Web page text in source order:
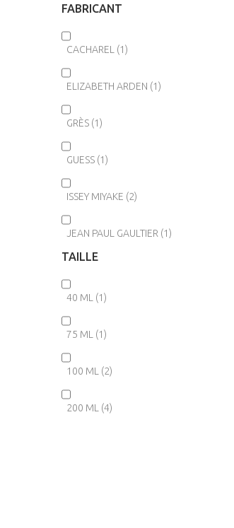
FABRICANT
CACHAREL (1)
ELIZABETH ARDEN (1)
GRÈS (1)
GUESS (1)
ISSEY MIYAKE (2)
JEAN PAUL GAULTIER (1)
LANCÔME
LOLITA LEMPICKA
MAUBOUSSIN
NARCISO RODRIGUEZ
TAILLE
40 ML (1)
75 ML (1)
100 ML (2)
200 ML (4)